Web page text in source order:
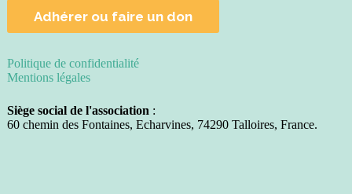
Adhérer ou faire un don
Politique de confidentialité
Mentions légales
Siège social de l'association:
60 chemin des Fontaines, Echarvines, 74290 Talloires, France.